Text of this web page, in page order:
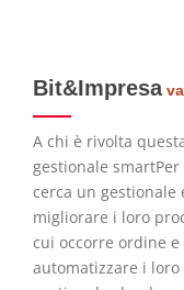
Bit&Impresa
A chi è rivolta
gestionale
cerca un gestionale
migliorare i loro
cui occorre ordine
automatizzare i